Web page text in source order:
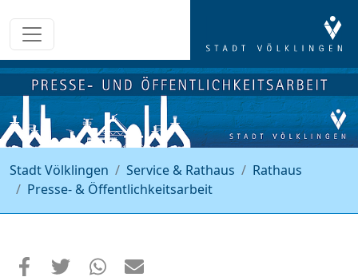
Stadt Völklingen Service & Rathaus
Rathaus
Presse- & Öffentlichkeitsarbeit